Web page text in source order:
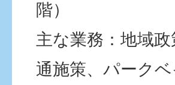
階）
主な業務：地域
通施策、パーク